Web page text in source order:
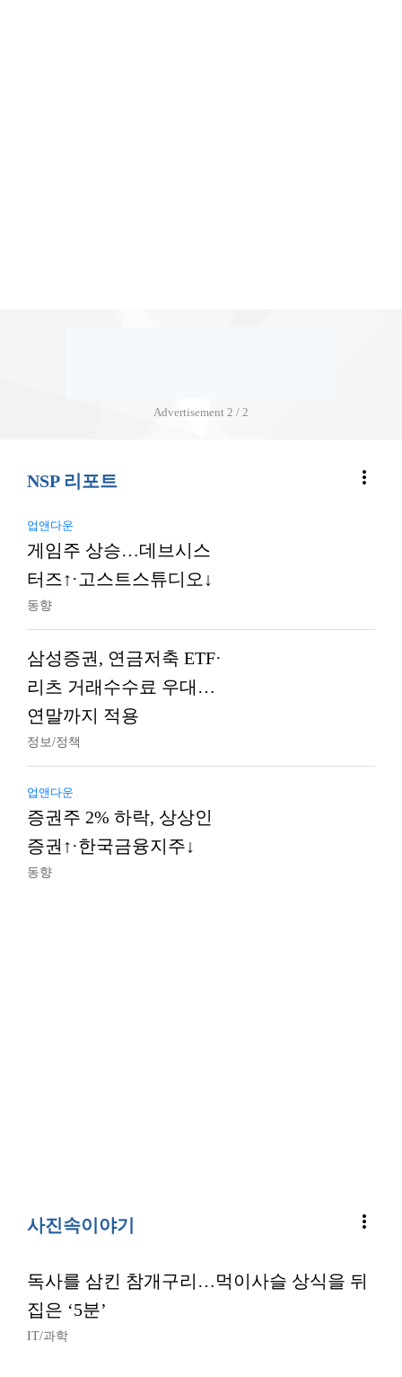
Advertisement 2 / 2
NSP 리포트 more_vert
업앤다운
게임주 상승…데브시스
터즈↑·고스트스튜디오↓
동향
삼성증권, 연금저축 ETF·
리츠 거래수수료 우대…
연말까지 적용
정보/정책
업앤다운
증권주 2% 하락, 상상인
증권↑·한국금융지주↓
동향
사진속이야기 more_vert
독사를 삼킨 참개구리…먹이사슬 상식을 뒤
집은 ‘5분’
IT/과학